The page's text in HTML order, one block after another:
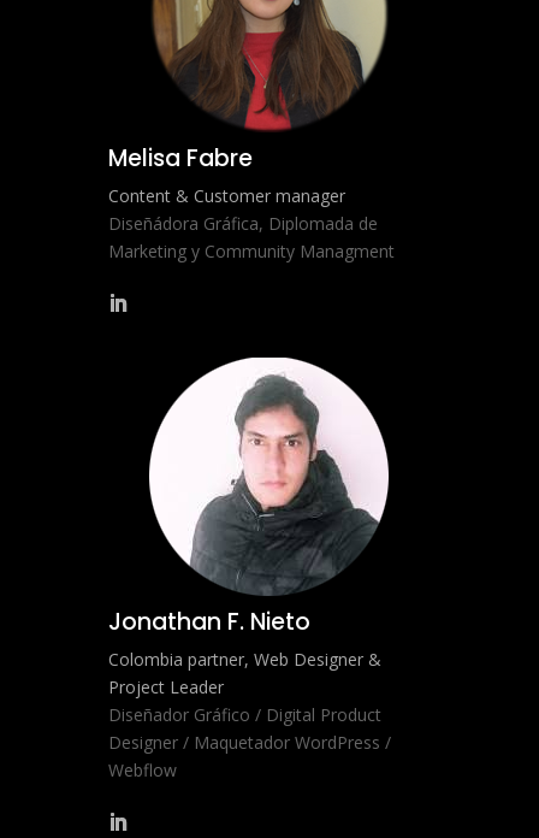
Melisa Fabre
Content & Customer manager
Diseñádora Gráfica, Diplomada de
Marketing y Community Managment
Jonathan F. Nieto
Colombia partner, Web Designer &
Project Leader
Diseñador Gráfico / Digital Product
Designer / Maquetador WordPress /
Webflow